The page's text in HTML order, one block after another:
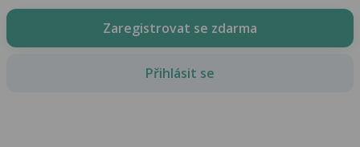
Zaregistrovat se zdarma
Přihlásit se